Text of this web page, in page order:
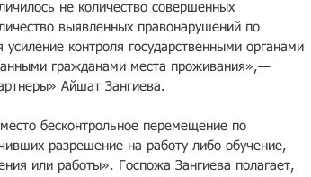
не количество совершенных
выявленных правонарушений по
контроля государственными органами
гражданами места проживания»,—
Айшат Зангиева.
бесконтрольное перемещение по
разрешение на работу либо обучение,
или работы». Госпожа Зангиева полагает,